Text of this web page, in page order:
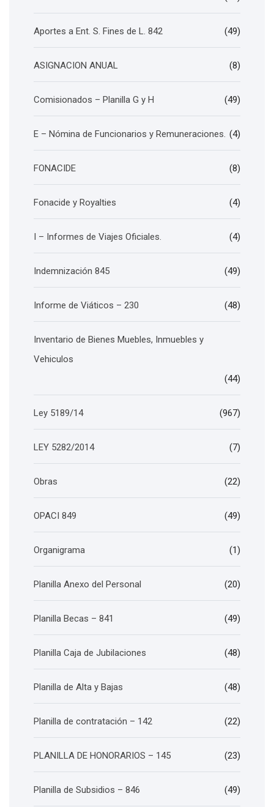
Aportes a Ent. S. Fines de L. 842 (49)
ASIGNACION ANUAL (8)
Comisionados – Planilla G y H (49)
E – Nómina de Funcionarios y Remuneraciones. (4)
FONACIDE (8)
Fonacide y Royalties (4)
I – Informes de Viajes Oficiales. (4)
Indemnización 845 (49)
Informe de Viáticos – 230 (48)
Inventario de Bienes Muebles, Inmuebles y
Vehiculos
(44)
Ley 5189/14 (967)
LEY 5282/2014 (7)
Obras (22)
OPACI 849 (49)
Organigrama (1)
Planilla Anexo del Personal (20)
Planilla Becas – 841 (49)
Planilla Caja de Jubilaciones (48)
Planilla de Alta y Bajas (48)
Planilla de contratación – 142 (22)
PLANILLA DE HONORARIOS – 145 (23)
Planilla de Subsidios – 846 (49)